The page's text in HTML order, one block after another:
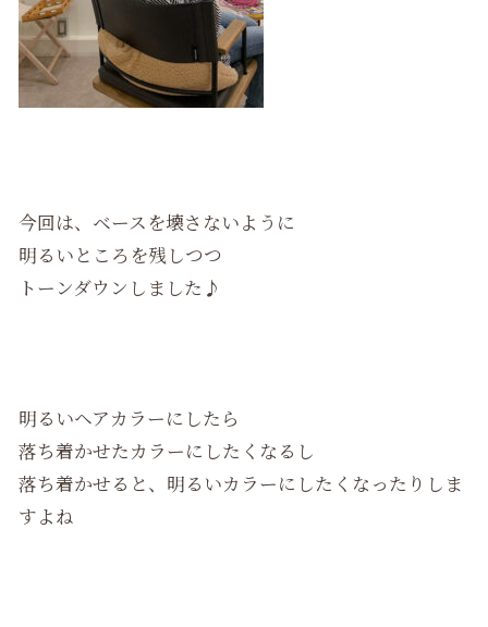
今回は、ベースを壊さないように
明るいところを残しつつ
トーンダウンしました♪
明るいヘアカラーにしたら
落ち着かせたカラーにしたくなるし
落ち着かせると、明るいカラーにしたくなったりしま
すよね